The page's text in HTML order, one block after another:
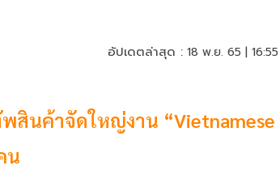
อัปเดตล่าสุด : 18 พ.ย. 65 |
สินค้าจัดใหญ่งาน “Vietnamese
น